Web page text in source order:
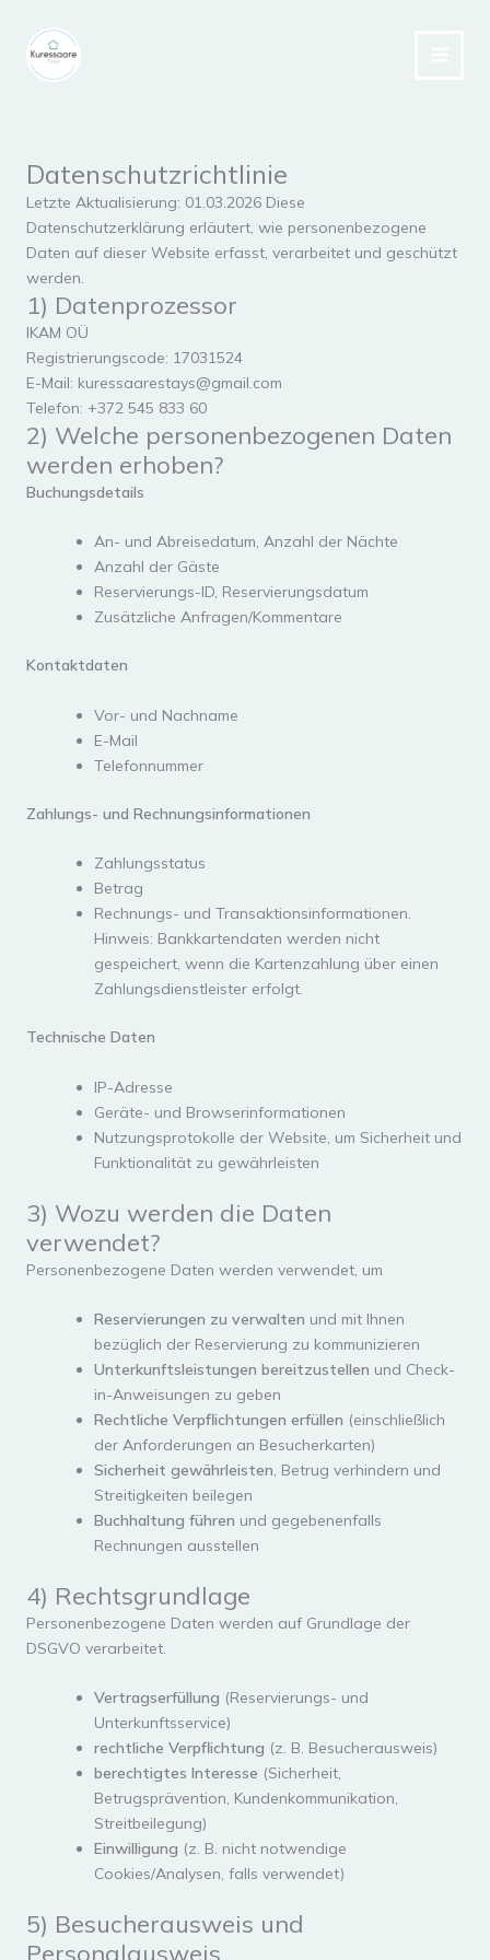
Inhalt
springen
Datenschutzrichtlinie
Letzte Aktualisierung: 01.03.2026 Diese
Datenschutzerklärung erläutert, wie personenbezogene
Daten auf dieser Website erfasst, verarbeitet und geschützt
werden.
1) Datenprozessor
IKAM OÜ
Registrierungscode: 17031524
E-Mail: kuressaarestays@gmail.com
Telefon: +372 545 833 60
2) Welche personenbezogenen Daten
werden erhoben?
Buchungsdetails
An- und Abreisedatum, Anzahl der Nächte
Anzahl der Gäste
Reservierungs-ID, Reservierungsdatum
Zusätzliche Anfragen/Kommentare
Kontaktdaten
Vor- und Nachname
E-Mail
Telefonnummer
Zahlungs- und Rechnungsinformationen
Zahlungsstatus
Betrag
Rechnungs- und Transaktionsinformationen.
Hinweis: Bankkartendaten werden nicht
gespeichert, wenn die Kartenzahlung über einen
Zahlungsdienstleister erfolgt.
Technische Daten
IP-Adresse
Geräte- und Browserinformationen
Nutzungsprotokolle der Website, um Sicherheit und
Funktionalität zu gewährleisten
3) Wozu werden die Daten
verwendet?
Personenbezogene Daten werden verwendet, um
Reservierungen zu verwalten und mit Ihnen
bezüglich der Reservierung zu kommunizieren
Unterkunftsleistungen bereitzustellen und Check-
in-Anweisungen zu geben
Rechtliche Verpflichtungen erfüllen (einschließlich
der Anforderungen an Besucherkarten)
Sicherheit gewährleisten, Betrug verhindern und
Streitigkeiten beilegen
Buchhaltung führen und gegebenenfalls
Rechnungen ausstellen
4) Rechtsgrundlage
Personenbezogene Daten werden auf Grundlage der
DSGVO verarbeitet.
Vertragserfüllung (Reservierungs- und
Unterkunftsservice)
rechtliche Verpflichtung (z. B. Besucherausweis)
berechtigtes Interesse (Sicherheit,
Betrugsprävention, Kundenkommunikation,
Streitbeilegung)
Einwilligung (z. B. nicht notwendige
Cookies/Analysen, falls verwendet)
5) Besucherausweis und
Personalausweis